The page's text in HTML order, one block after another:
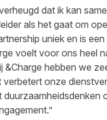
dat ik kan
als het gaat om
uniek en is
voelt voor ons heel
&Charge hebben we
onze